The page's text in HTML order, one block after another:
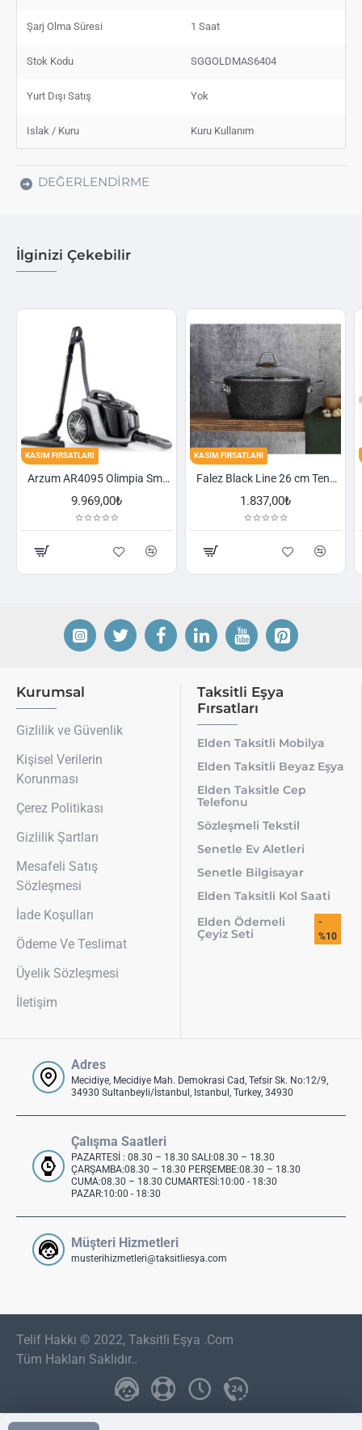
Şarj Olma Süresi 1 Saat
Stok Kodu SGGOLDMAS6404
Yurt Dışı Satış Yok
Islak / Kuru Kuru Kullanım
DEĞERLENDIRME
İlginizi Çekebilir
KASIM FIRSATLARI
1.837,00₺
KASIM FIRSATLARI
2.521,00₺
Kurumsal
Gizlilik ve Güvenlik
Kişisel Verilerin
Korunması
Çerez Politikası
Gizlilik Şartları
Mesafeli Satış
Sözleşmesi
İade Koşulları
Ödeme Ve Teslimat
Üyelik Sözleşmesi
İletişim
Taksitli Eşya
Fırsatları
Elden Taksitli Mobilya
Elden Taksitli Beyaz Eşya
Elden Taksitle Cep
Telefonu
Sözleşmeli Tekstil
Senetle Ev Aletleri
Senetle Bilgisayar
Elden Taksitli Kol Saati
Elden Ödemeli
Çeyiz Seti
-
%10
Adres
Mecidiye, Mecidiye Mah. Demokrasi Cad, Tefsir Sk. No:12/9,
34930 Sultanbeyli/İstanbul, Istanbul, Turkey, 34930
Çalışma Saatleri
PAZARTESİ : 08.30 – 18.30 SALI:08.30 – 18.30
ÇARŞAMBA:08.30 – 18.30 PERŞEMBE:08.30 – 18.30
CUMA:08.30 – 18.30 CUMARTESİ:10:00 - 18:30
PAZAR:10:00 - 18:30
Müşteri Hizmetleri
musterihizmetleri@taksitliesya.com
Telif Hakkı © 2022, Taksitli Eşya .Com
Tüm Hakları Saklıdır..